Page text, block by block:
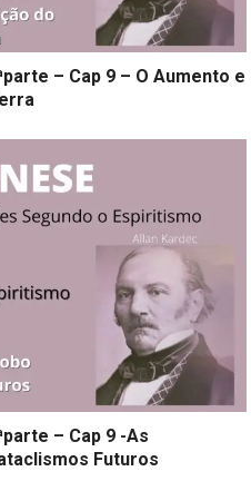
– Cap 9 – O Aumento e
– Cap 9 -As
Futuros